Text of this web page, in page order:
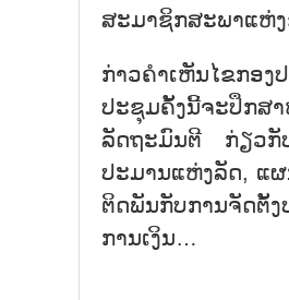
ສະມາຊິກສະພາແຫ່ງ
ກ່າວຄຳເຫັນໄຂກອ
ປະຊຸມຄັ້ງນີ້ຈະປຶກສ
ລັດຖະມົນຕີ ກ່ຽວກັ
ປະມານແຫ່ງລັດ, ແຜ
ຕິດພັນກັບການຈັດຕັ້
ການເງິນ…